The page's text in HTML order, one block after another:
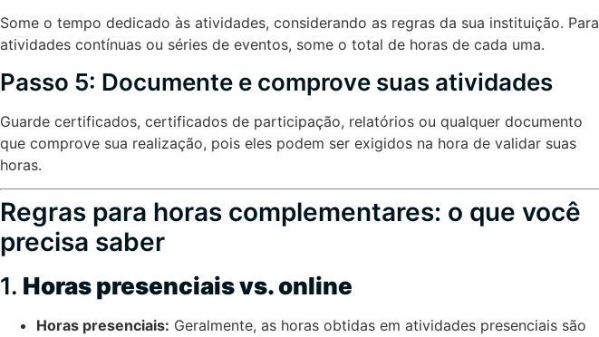
Some o tempo dedicado às atividades, considerando as regras da sua instituição. Para
atividades contínuas ou séries de eventos, some o total de horas de cada uma.
Passo 5: Documente e comprove suas atividades
Guarde certificados, certificados de participação, relatórios ou qualquer documento
que comprove sua realização, pois eles podem ser exigidos na hora de validar suas
horas.
Regras para horas complementares: o que você
precisa saber
1. Horas presenciais vs. online
Horas presenciais: Geralmente, as horas obtidas em atividades presenciais são